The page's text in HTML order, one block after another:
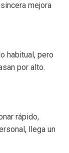
mejora
habitual, pero
por alto.
rápido,
llega un